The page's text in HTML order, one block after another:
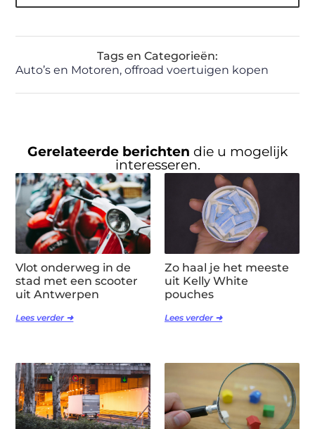
Tags en Categorieën:
Auto’s en Motoren,offroad voertuigen kopen
Gerelateerde berichten die u mogelijk
interesseren.
Vlot onderweg in de
stad met een scooter
uit Antwerpen
Lees verder ➜
Zo haal je het meeste
uit Kelly White
pouches
Lees verder ➜